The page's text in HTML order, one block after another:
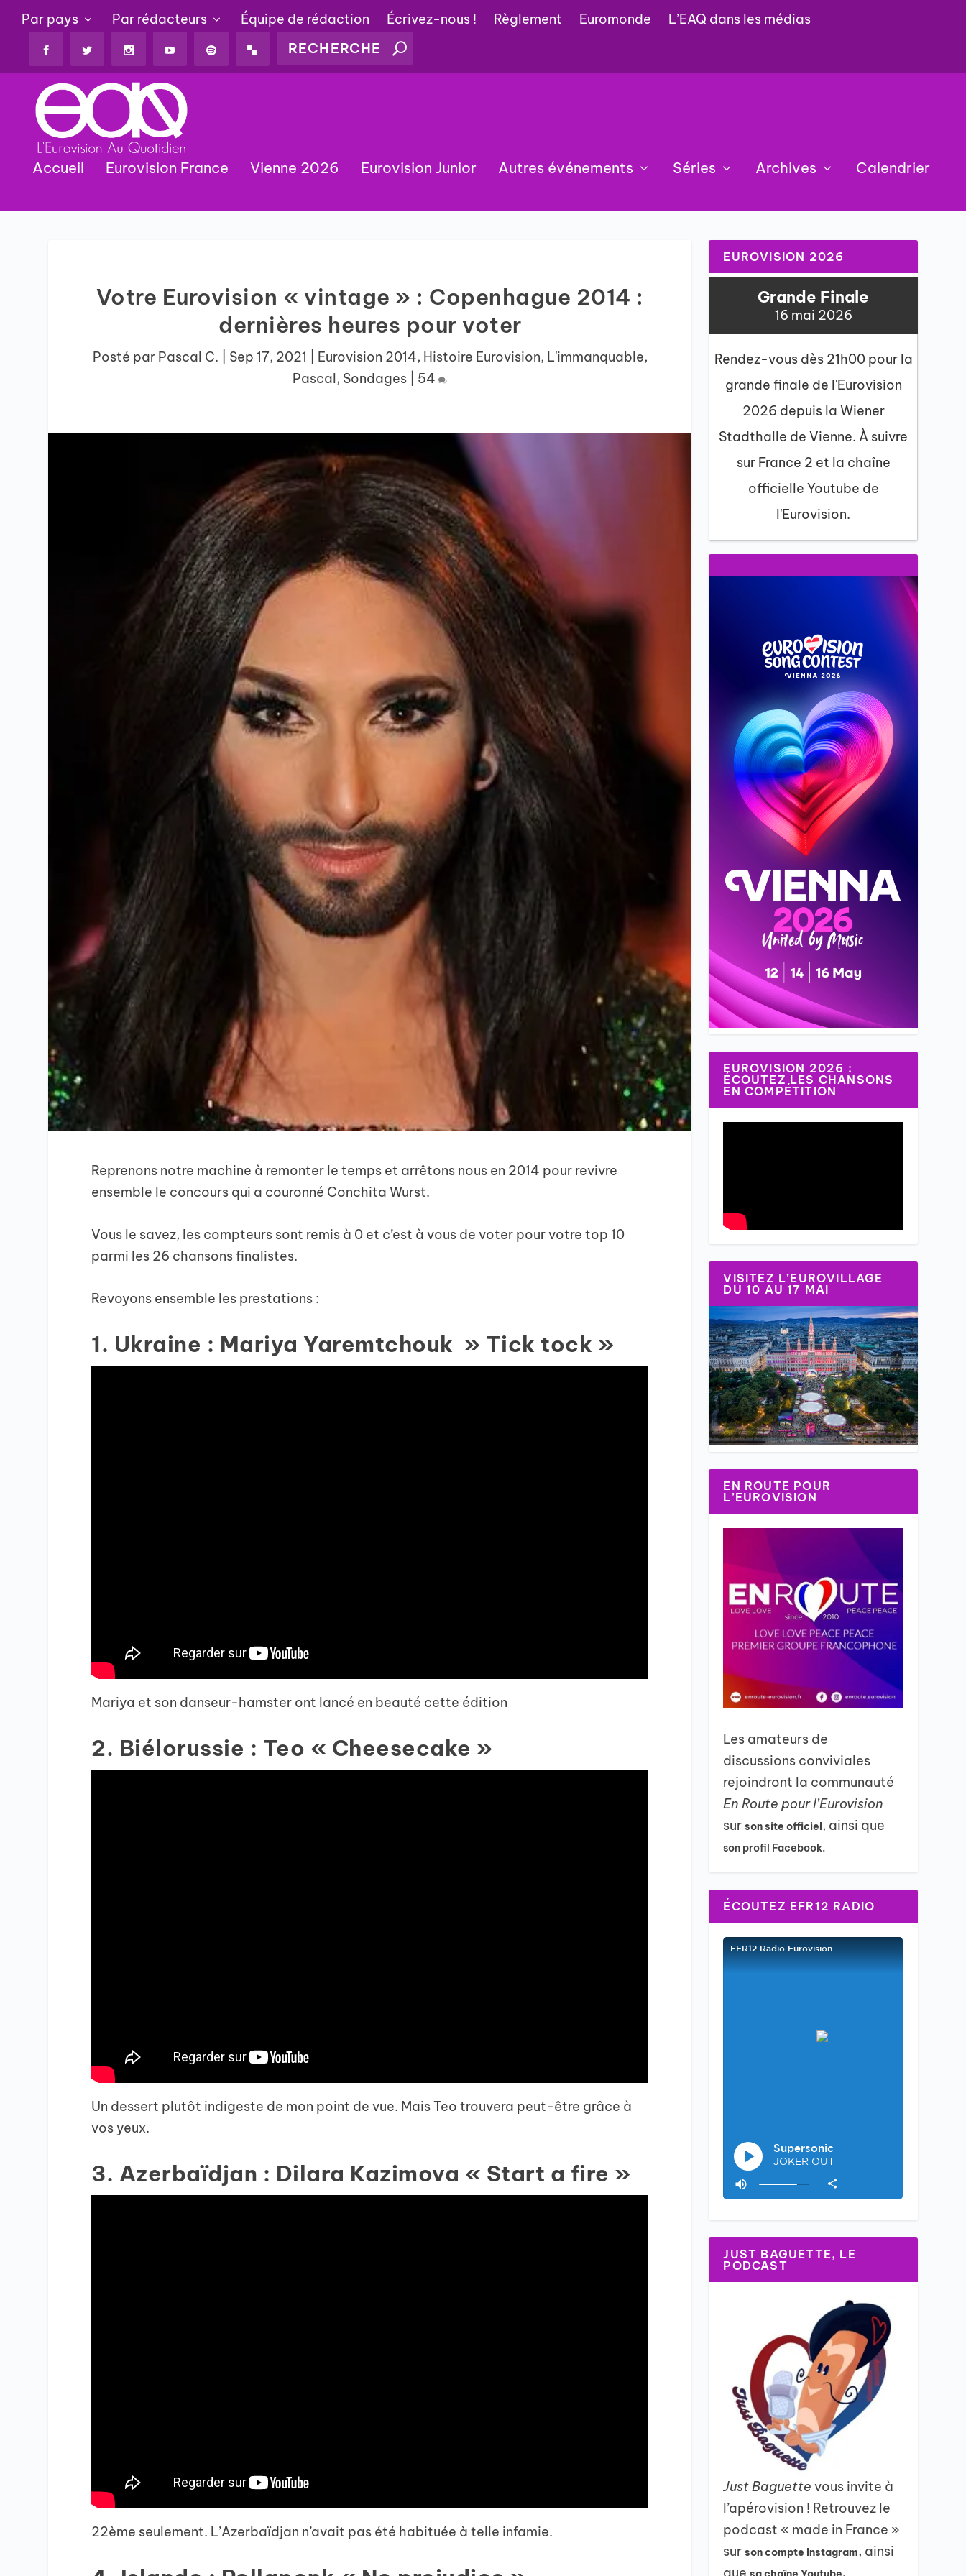
Par pays Par rédacteurs Équipe de rédaction Écrivez-nous ! Règlement Euromonde L’EAQ dans les médias
Accueil Eurovision France Vienne 2026 Eurovision Junior Autres événements Séries Archives Calendrier
Votre Eurovision « vintage » : Copenhague 2014 :
dernières heures pour voter
Posté par Pascal C. Sep 17, 2021 Eurovision 2014, Histoire Eurovision, L'immanquable,
Pascal, Sondages 54
Reprenons notre machine à remonter le temps et arrêtons nous en 2014 pour revivre
ensemble le concours qui a couronné Conchita Wurst.
Vous le savez, les compteurs sont remis à 0 et c’est à vous de voter pour votre top 10
parmi les 26 chansons finalistes.
Revoyons ensemble les prestations :
1. Ukraine : Mariya Yaremtchouk » Tick tock »
Mariya et son danseur-hamster ont lancé en beauté cette édition
2. Biélorussie : Teo « Cheesecake »
Un dessert plutôt indigeste de mon point de vue. Mais Teo trouvera peut-être grâce à
vos yeux.
3. Azerbaïdjan : Dilara Kazimova « Start a fire »
22ème seulement. L’Azerbaïdjan n’avait pas été habituée à telle infamie.
EUROVISION 2026
Grande Finale
16 mai 2026
Rendez-vous dès 21h00 pour la
grande finale de l'Eurovision
2026 depuis la Wiener
Stadthalle de Vienne. À suivre
sur France 2 et la chaîne
officielle Youtube de
l'Eurovision.
EUROVISION 2026 :
ÉCOUTEZ LES CHANSONS
EN COMPÉTITION
VISITEZ L’EUROVILLAGE
DU 10 AU 17 MAI
EN ROUTE POUR
L’EUROVISION
Les amateurs de
discussions conviviales
rejoindront la communauté
En Route pour l’Eurovision
surson site officiel, ainsi que
son profil Facebook.
ÉCOUTEZ EFR12 RADIO
JUST BAGUETTE, LE
PODCAST
Just Baguettevous invite à
l’apérovision ! Retrouvez le
podcast « made in France »
surson compte Instagram, ainsi